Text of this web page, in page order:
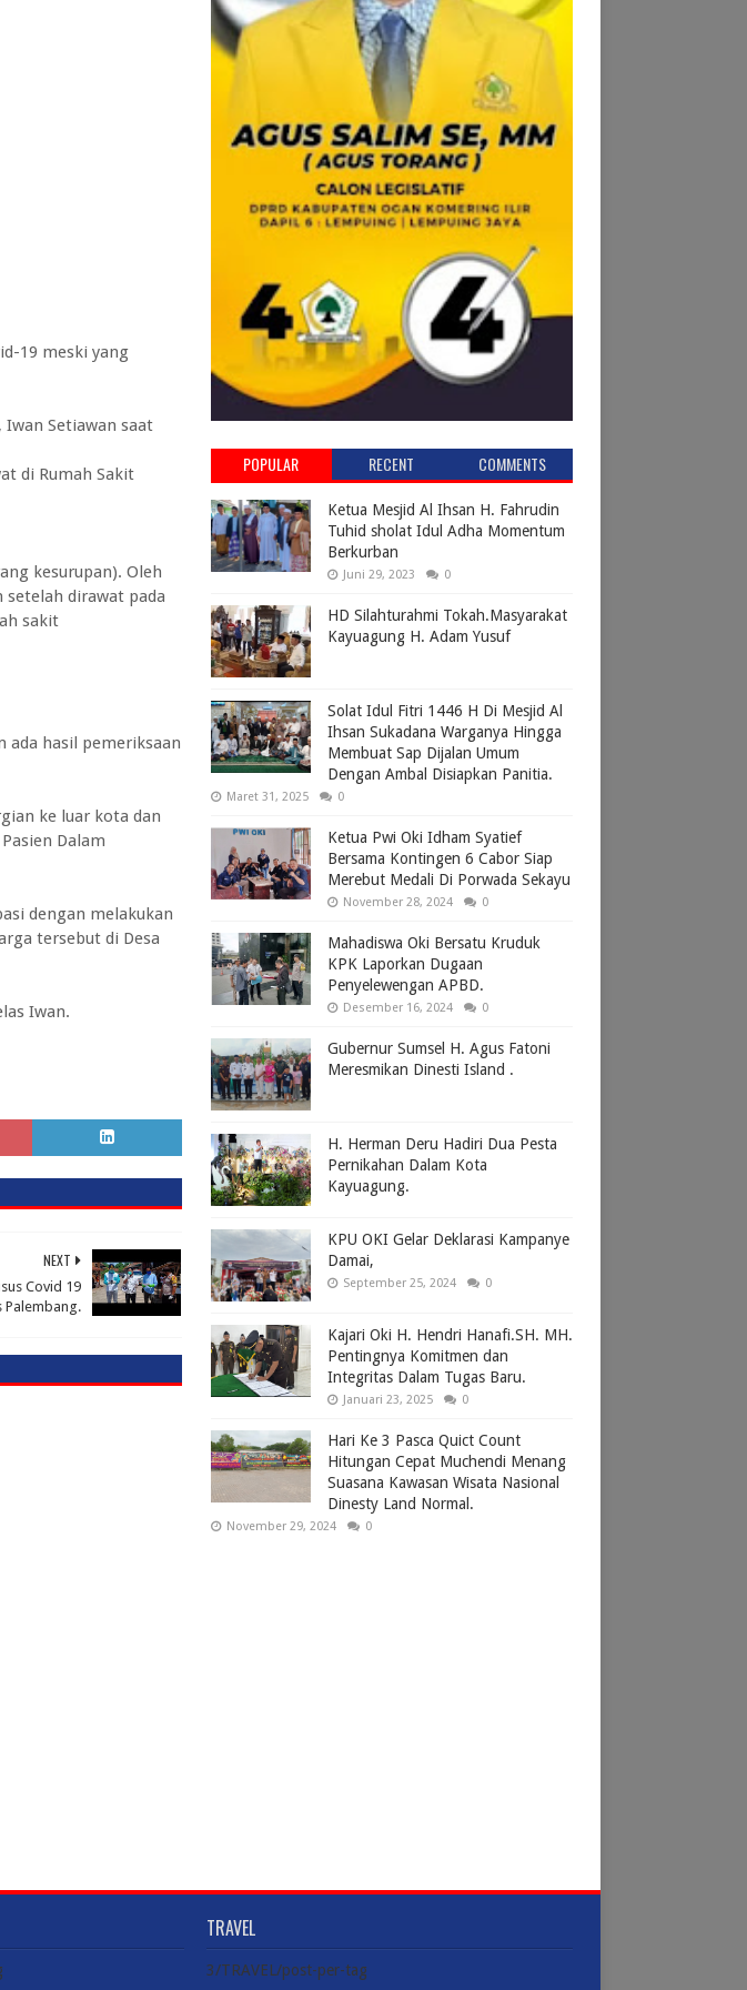
19 meski yang
Iwan Setiawan saat
di Rumah Sakit
kesurupan). Oleh
setelah dirawat pada
sakit
ada hasil pemeriksaan
ke luar kota dan
Dalam
dengan melakukan
tersebut di Desa
Iwan.
NEXT
Covid 19
Palembang.
POPULAR RECENT COMMENTS
Ketua Mesjid Al Ihsan H. Fahrudin
Tuhid sholat Idul Adha Momentum
Berkurban
Juni 29, 2023 0
HD Silahturahmi Tokah.Masyarakat
Kayuagung H. Adam Yusuf
Solat Idul Fitri 1446 H Di Mesjid Al
Ihsan Sukadana Warganya Hingga
Membuat Sap Dijalan Umum
Dengan Ambal Disiapkan Panitia.
Maret 31, 2025 0
Ketua Pwi Oki Idham Syatief
Bersama Kontingen 6 Cabor Siap
Merebut Medali Di Porwada Sekayu
November 28, 2024 0
Mahadiswa Oki Bersatu Kruduk
KPK Laporkan Dugaan
Penyelewengan APBD.
Desember 16, 2024 0
Gubernur Sumsel H. Agus Fatoni
Meresmikan Dinesti Island .
H. Herman Deru Hadiri Dua Pesta
Pernikahan Dalam Kota
Kayuagung.
KPU OKI Gelar Deklarasi Kampanye
Damai,
September 25, 2024 0
Kajari Oki H. Hendri Hanafi.SH. MH.
Pentingnya Komitmen dan
Integritas Dalam Tugas Baru.
Januari 23, 2025 0
Hari Ke 3 Pasca Quict Count
Hitungan Cepat Muchendi Menang
Suasana Kawasan Wisata Nasional
Dinesty Land Normal.
November 29, 2024 0
TRAVEL
3/TRAVEL/post-per-tag